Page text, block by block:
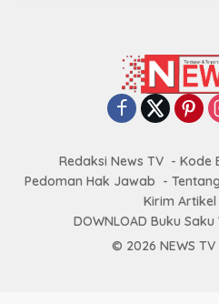
Redaksi News TV Kode
Pedoman Hak Jawab
Kirim Artikel
DOWNLOAD Buku
© 2026 NEWS TV